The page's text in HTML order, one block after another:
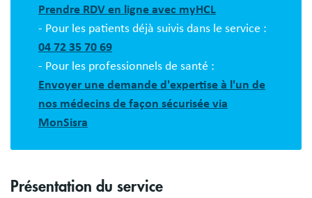
Prendre RDV en ligne avec myHCL
- Pour les patients déjà suivis dans le service :
04 72 35 70 69
- Pour les professionnels de santé :
Envoyer une demande d'expertise à l'un de
nos médecins de façon sécurisée via
MonSisra
Présentation du service